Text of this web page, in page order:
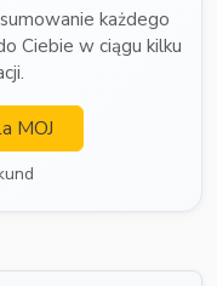
każdego
Ciebie w ciągu kilku
MOJ